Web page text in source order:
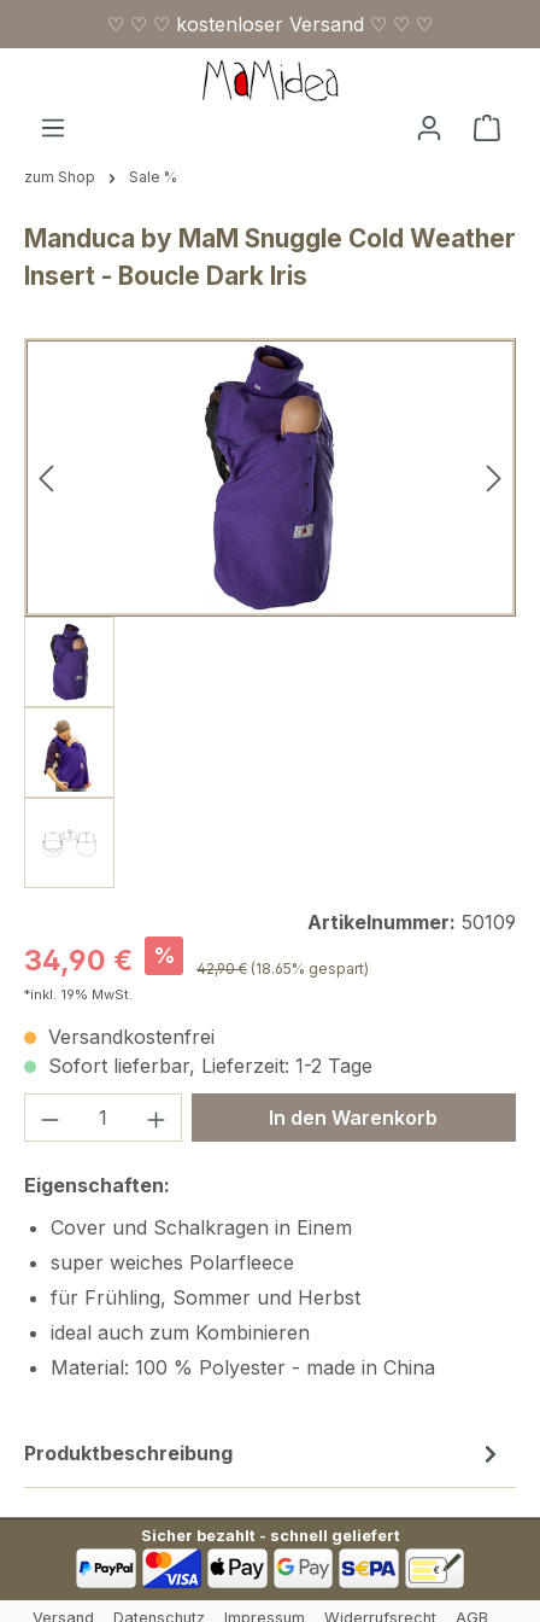
Zum Hauptinhalt springen
♡ ♡ ♡ kostenloser Versand ♡ ♡ ♡
zum Shop Sale %
Manduca by MaM Snuggle Cold Weather
Insert - Boucle Dark Iris
Bildergalerie überspringen
Artikelnummer: 50109
Verkaufspreis:
34,90 € % Regulärer Preis:
42,90 € (18.65% gespart)
*inkl. 19% MwSt.
Versandkostenfrei
Sofort lieferbar, Lieferzeit: 1-2 Tage
Produkt Anzahl: Gib denIn den Warenkorb
Eigenschaften:
Cover und Schalkragen in Einem
super weiches Polarfleece
für Frühling, Sommer und Herbst
ideal auch zum Kombinieren
Material: 100 % Polyester - made in China
Produktbeschreibung
Sicher bezahlt - schnell geliefert
Versand Datenschutz Impressum Widerrufsrecht AGB